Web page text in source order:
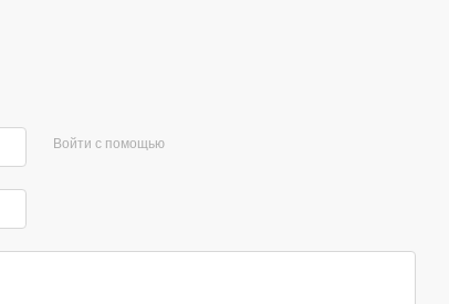
Войти с помощью